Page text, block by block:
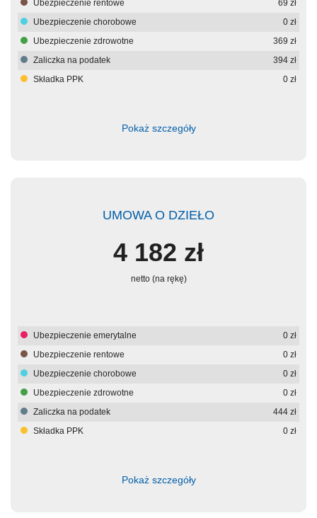
Ubezpieczenie rentowe
69 zł
Ubezpieczenie chorobowe
0 zł
Ubezpieczenie zdrowotne
369 zł
Zaliczka na podatek
394 zł
Składka PPK
0 zł
Pokaż szczegóły
UMOWA O DZIEŁO
4 182 zł
netto (na rękę)
Ubezpieczenie emerytalne 0 zł
Ubezpieczenie rentowe
0 zł
Ubezpieczenie chorobowe
0 zł
Ubezpieczenie zdrowotne
0 zł
Zaliczka na podatek
444 zł
Składka PPK
0 zł
Pokaż szczegóły